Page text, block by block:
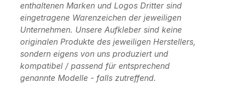
enthaltenen Marken und Logos Dritter sind
eingetragene Warenzeichen der jeweiligen
Unternehmen. Unsere Aufkleber sind keine
originalen Produkte des jeweiligen Herstellers,
sondern eigens von uns produziert und
kompatibel / passend für entsprechend
genannte Modelle - falls zutreffend.